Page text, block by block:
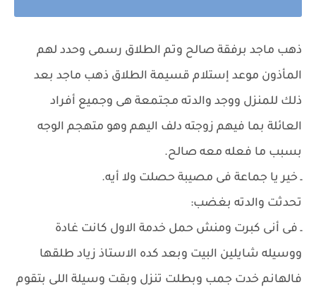
ذهب ماجد برفقة صالح وتم الطلاق رسمى وحدد لهم
المأذون موعد إستلام قسيمة الطلاق ذهب ماجد بعد
ذلك للمنزل ووجد والدته مجتمعة هى وجميع أفراد
العائلة بما فيهم زوجته دلف اليهم وهو متهجم الوجه
بسبب ما فعله معه صالح.
ـ خير يا جماعة فى مصيبة حصلت ولا أيه.
تحدثت والدته بغضب:
ـ فى أنى كبرت ومنش حمل خدمة الاول كانت غادة
ووسيله شايلين البيت وبعد كده الاستاذ زياد طلقها
فالهانم خدت جمب وبطلت تنزل وبقت وسيلة اللى بتقوم